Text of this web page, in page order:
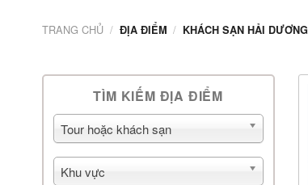
TRANG CHỦ / ĐỊA ĐIỂM / KHÁCH SẠN HẢI DƯƠNG
TÌM KIẾM ĐỊA ĐIỂM
Tour hoặc khách sạn
Khu vực